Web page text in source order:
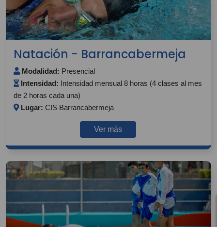
Natación - Barrancabermeja
Modalidad: Presencial
Intensidad: Intensidad mensual 8 horas (4 clases al mes
de 2 horas cada una)
Lugar: CIS Barrancabermeja
Ver más